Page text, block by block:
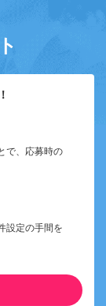
で、応募時の
設定の手間を